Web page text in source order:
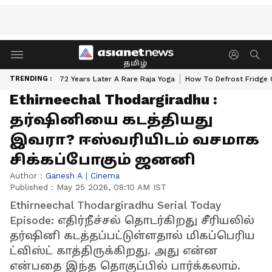
தமிழ்
TRENDING : 72 Years Later A Rare Raja Yoga How To Defrost Fridge
Ethirneechal Thodargiradhu :
தர்ஷினியை கடத்தியது
இவரா? ஈஸ்வரியிடம் வசமாக
சிக்கப்போகும் ஜனனி
Author : Ganesh A | Cinema
Published : May 25 2026, 08:10 AM IST
Ethirneechal Thodargiradhu Serial Today
Episode: எதிர்நீச்சல் தொடர்கிறது சீரியலில்
தர்ஷினி கடத்தப்பட்டுள்ளதால் மிகப்பெரிய
ட்விஸ்ட் காத்திருக்கிறது. அது என்ன
என்பதை இந்த தொகுப்பில் பார்க்கலாம்.